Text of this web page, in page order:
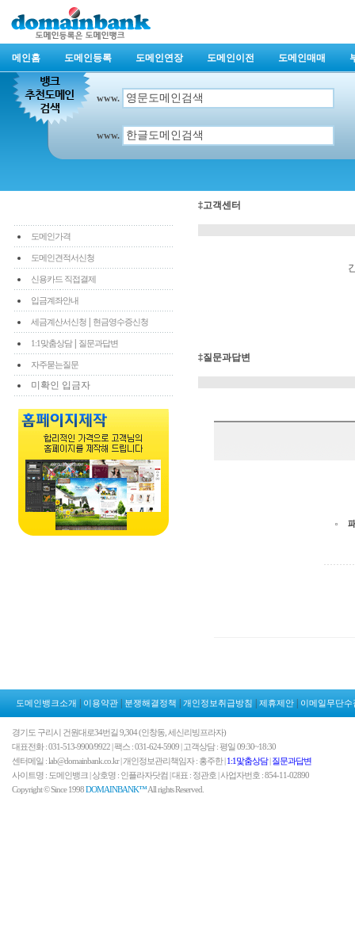
메인홈 도메인등록 도메인연장 도메인이전 도메인매매
www.
www.
도메인가격
도메인견적서신청
신용카드 직접결제
입금계좌안내
세금계산서신청 현금영수증신청
1:1맞춤상담| 질문과답변
자주묻는질문
미확인 입금자
‡고객센터
‡질문과답변
도메인뱅크소개 이용약관 분쟁해결정책 개인정보취급방침 제휴제안 이메일무단수
경기도 구리시 건원대로34번길 9,304 (인창동, 세신리빙프라자)
대표전화 : 031-513-9900/9922 | 팩스 : 031-624-5909 | 고객상담 : 평일 09:30~18:30
센터메일 : lab@domainbank.co.kr | 개인정보관리책임자 : 홍주한 |1:1맟춤상담|질문과답변
사이트명 : 도메인뱅크 | 상호명 : 인플라자닷컴 | 대표 : 정관호 | 사업자번호 : 854-11-02890
Copyright © Since 1998DOMAINBANK™All rights Reserved.